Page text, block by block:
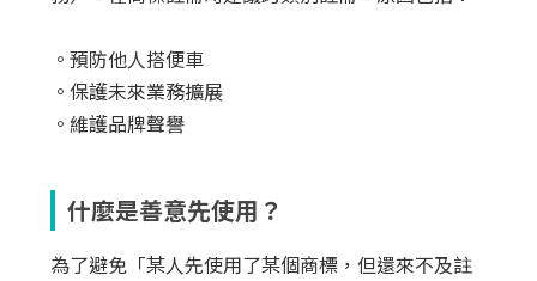
。預防他人搭便車
。保護未來業務擴展
。維護品牌聲譽
什麼是善意先使用？
為了避免「某人先使用了某個商標，但還來不及註